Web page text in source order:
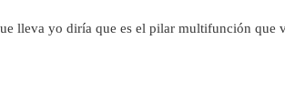
lleva yo diría que es el pilar multifunción que